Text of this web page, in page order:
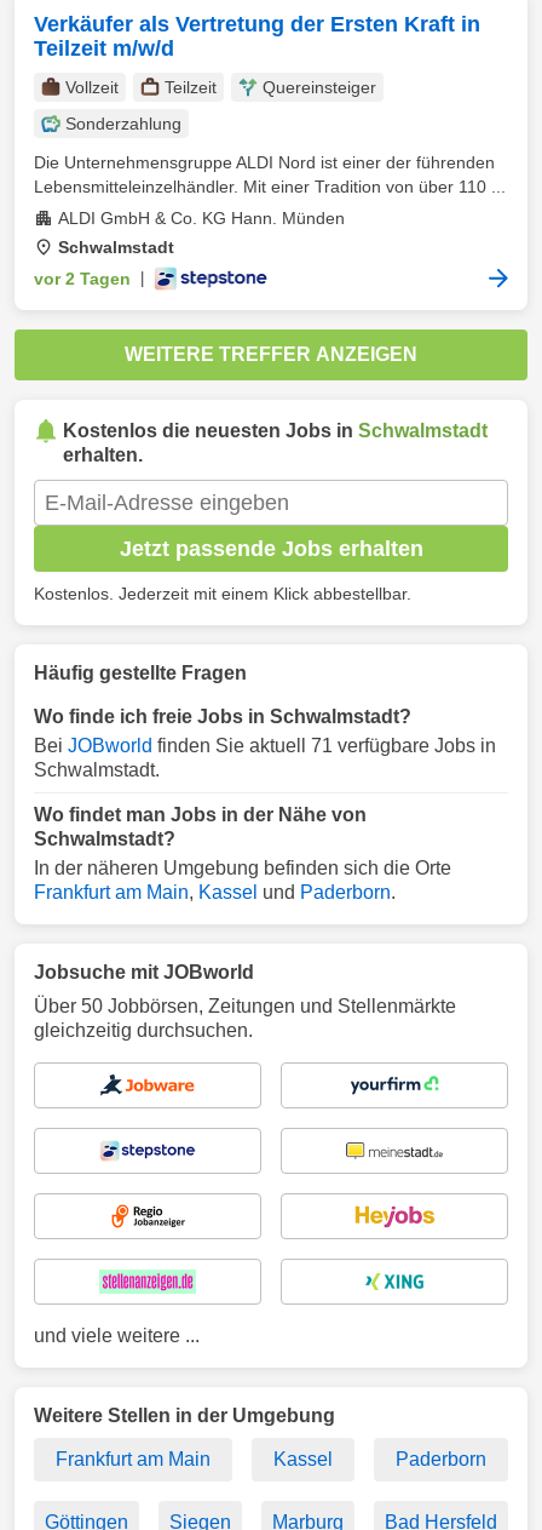
Verkäufer als Vertretung der Ersten Kraft in
Teilzeit m/w/d
Vollzeit Teilzeit
Quereinsteiger
Sonderzahlung
Die Unternehmensgruppe ALDI Nord ist einer der führenden
Lebensmitteleinzelhändler. Mit einer Tradition von über 110 ...
ALDI GmbH & Co. KG Hann. Münden
Schwalmstadt
vor 2 Tagen
WEITERE TREFFER ANZEIGEN
Kostenlos die neuesten Jobs in Schwalmstadt
erhalten.
Jetzt passende Jobs erhalten
Kostenlos. Jederzeit mit einem Klick abbestellbar.
Häufig gestellte Fragen
Wo finde ich freie Jobs in Schwalmstadt?
Bei JOBworld finden Sie aktuell 71 verfügbare Jobs in
Schwalmstadt.
Wo findet man Jobs in der Nähe von
Schwalmstadt?
In der näheren Umgebung befinden sich die Orte
Frankfurt am Main, Kassel und Paderborn.
Jobsuche mit JOBworld
Über 50 Jobbörsen, Zeitungen und Stellenmärkte
gleichzeitig durchsuchen.
und viele weitere ...
Weitere Stellen in der Umgebung
Frankfurt am Main Kassel Paderborn
Göttingen Siegen Marburg Bad Hersfeld